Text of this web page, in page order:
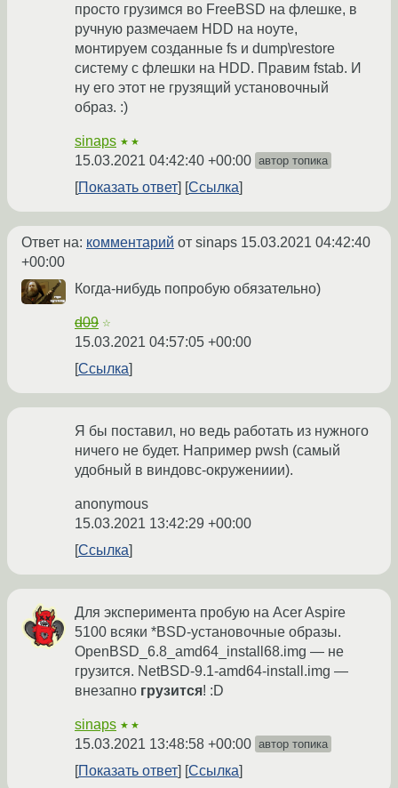
просто грузимся во FreeBSD на флешке, в
ручную размечаем HDD на ноуте,
монтируем созданные fs и dump\restore
систему с флешки на HDD. Правим fstab. И
ну его этот не грузящий установочный
образ. :)
sinaps ★★
15.03.2021 04:42:40 +00:00 автор топика
Показать ответ Ссылка
Ответ на: комментарий от sinaps 15.03.2021 04:42:40
+00:00
Когда-нибудь попробую обязательно)
d09 ☆
15.03.2021 04:57:05 +00:00
Ссылка
Я бы поставил, но ведь работать из нужного
ничего не будет. Например pwsh (самый
удобный в виндовс-окружениии).
anonymous
15.03.2021 13:42:29 +00:00
Ссылка
Для эксперимента пробую на Acer Aspire
5100 всяки *BSD-установочные образы.
OpenBSD_6.8_amd64_install68.img — не
грузится. NetBSD-9.1-amd64-install.img —
внезапно грузится! :D
sinaps ★★
15.03.2021 13:48:58 +00:00 автор топика
Показать ответ Ссылка